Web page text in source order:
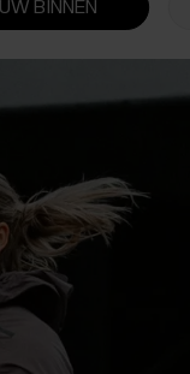
BINNEN